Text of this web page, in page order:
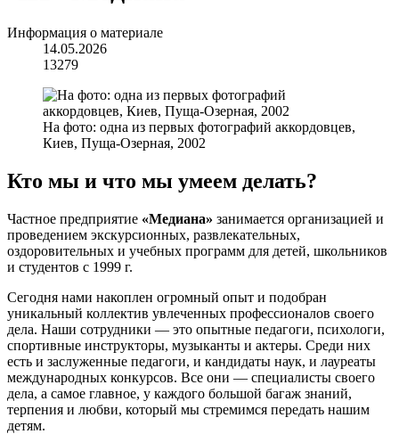
Информация о материале
14.05.2026
13279
На фото: одна из первых фотографий аккордовцев,
Киев, Пуща-Озерная, 2002
Кто мы и что мы умеем делать?
Частное предприятие «Медиана» занимается организацией и
проведением экскурсионных, развлекательных,
оздоровительных и учебных программ для детей, школьников
и студентов с 1999 г.
Сегодня нами накоплен огромный опыт и подобран
уникальный коллектив увлеченных профессионалов своего
дела. Наши сотрудники — это опытные педагоги, психологи,
спортивные инструкторы, музыканты и актеры. Среди них
есть и заслуженные педагоги, и кандидаты наук, и лауреаты
международных конкурсов. Все они — специалисты своего
дела, а самое главное, у каждого большой багаж знаний,
терпения и любви, который мы стремимся передать нашим
детям.